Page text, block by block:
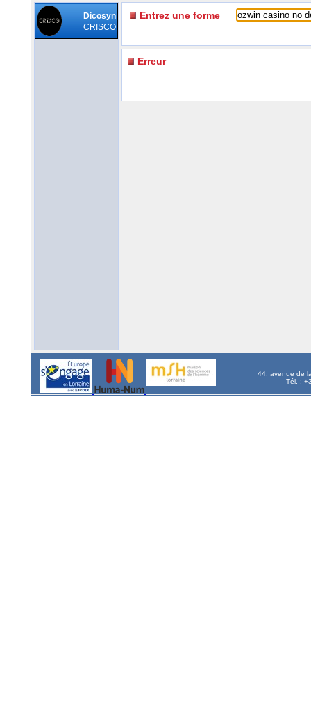
Dicosyn
CRISCO
Entrez une forme
Erreur
44, avenue de
Tél. :